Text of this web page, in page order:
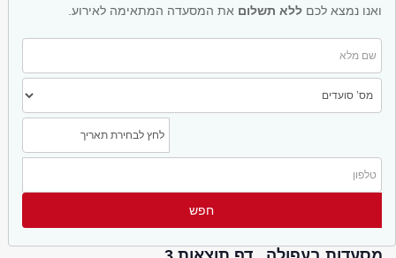
ואנו נמצא לכם ללא תשלום את המסעדה המתאימה לאירוע.